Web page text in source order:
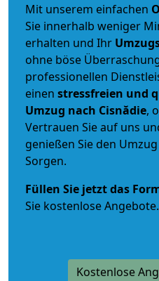
Mit unserem einfachen
Sie innerhalb weniger
erhalten und Ihr
ohne böse
professionellen
einen stressfreien und
Umzug nach Cisnădie,
Vertrauen Sie auf uns
genießen Sie den
Sorgen.
Füllen Sie jetzt das
Sie kostenlose Angebote.
Kostenlose